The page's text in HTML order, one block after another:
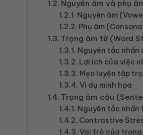
Nguyên âm và phụ
Nguyên âm
Phụ âm
Trọng âm từ (Word
Nguyên tắc
Lợi ích của việc
Mẹo luyện tập
Ví dụ minh họa
Trọng âm câu
Nguyên tắc nhấn
Contrastive
Vai trò của